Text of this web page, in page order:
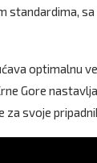
standardima,
optimalnu
Gore
svoje